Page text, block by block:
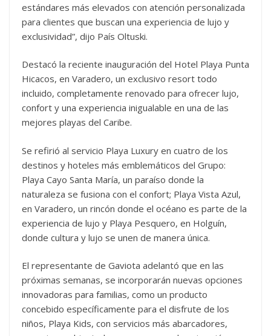
estándares más elevados con atención personalizada
para clientes que buscan una experiencia de lujo y
exclusividad”, dijo País Oltuski.
Destacó la reciente inauguración del Hotel Playa Punta
Hicacos, en Varadero, un exclusivo resort todo
incluido, completamente renovado para ofrecer lujo,
confort y una experiencia inigualable en una de las
mejores playas del Caribe.
Se refirió al servicio Playa Luxury en cuatro de los
destinos y hoteles más emblemáticos del Grupo:
Playa Cayo Santa María, un paraíso donde la
naturaleza se fusiona con el confort; Playa Vista Azul,
en Varadero, un rincón donde el océano es parte de la
experiencia de lujo y Playa Pesquero, en Holguín,
donde cultura y lujo se unen de manera única.
El representante de Gaviota adelantó que en las
próximas semanas, se incorporarán nuevas opciones
innovadoras para familias, como un producto
concebido específicamente para el disfrute de los
niños, Playa Kids, con servicios más abarcadores,